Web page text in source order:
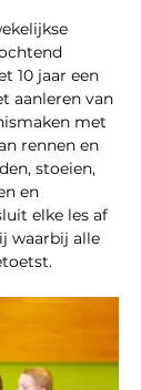
10 jaar een
aanleren van
met
rennen en
stoeien,
en
elke les af
waarbij alle